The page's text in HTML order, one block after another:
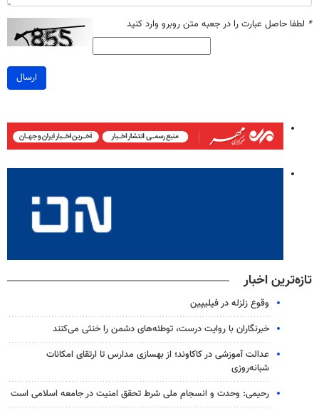
* لطفا حاصل عبارت را در جعبه متن روبرو وارد کنید
ارسال
تازه‌ترین اخبار
وقوع زلزله در فیلیپین
خبرنگاران با روایت درست، توطئه‌های دشمن را خنثی می‌کنند
عدالت آموزشی در کاکاوند؛ از بهسازی مدارس تا ارتقای امکانات
شبانه‌روزی
رحیمی: وحدت و انسجام ملی شرط تحقق امنیت در جامعه اسلامی است